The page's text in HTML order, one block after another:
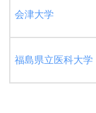
会津大学
福島県立医科大学